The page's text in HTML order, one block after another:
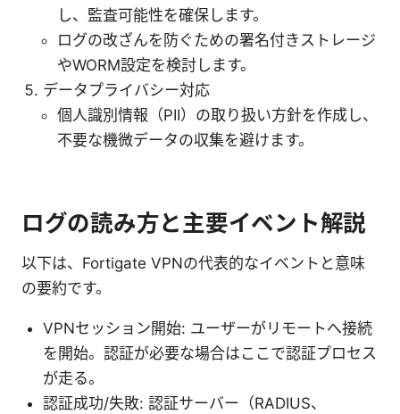
し、監査可能性を確保します。
ログの改ざんを防ぐための署名付きストレージ
やWORM設定を検討します。
データプライバシー対応
個人識別情報（PII）の取り扱い方針を作成し、
不要な機微データの収集を避けます。
ログの読み方と主要イベント解説
以下は、Fortigate VPNの代表的なイベントと意味
の要約です。
VPNセッション開始: ユーザーがリモートへ接続
を開始。認証が必要な場合はここで認証プロセス
が走る。
認証成功/失敗: 認証サーバー（RADIUS、